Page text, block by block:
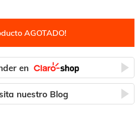
AGOTADO!
en
nuestro Blog